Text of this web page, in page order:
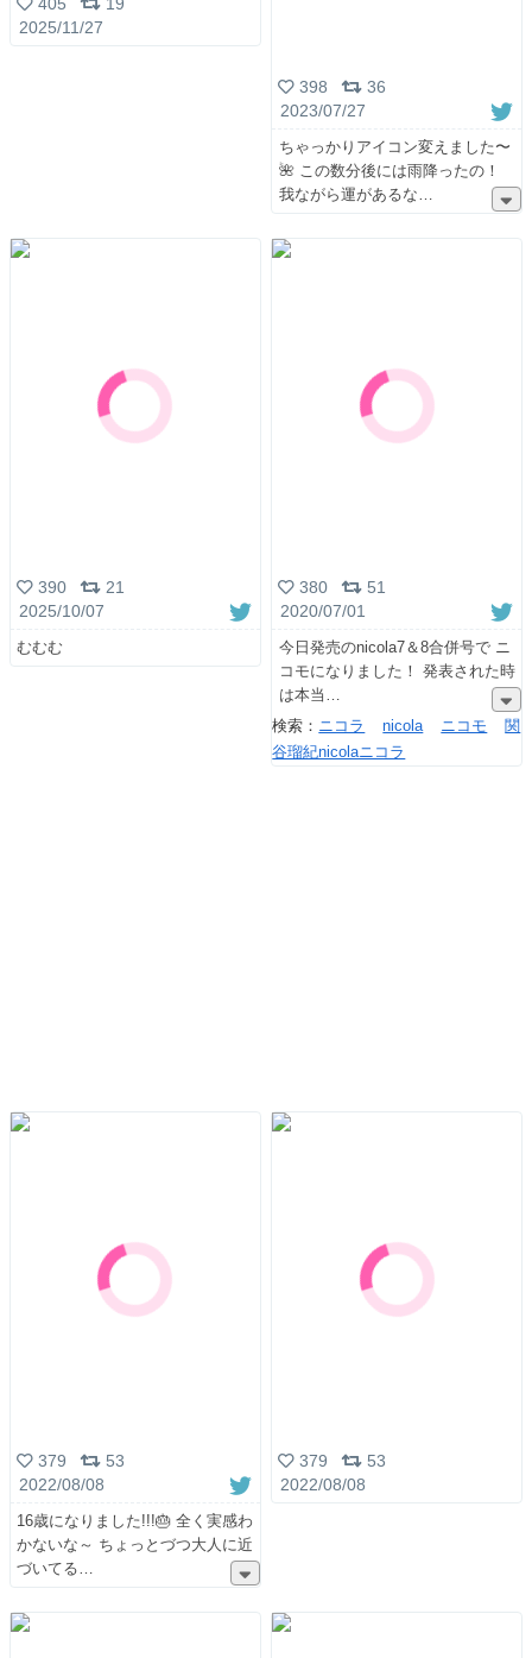
405
19
2025/11/27
398
36
2023/07/27
ちゃっかりアイコン変えました〜
🌺 この数分後には雨降ったの！
我ながら運があるな
390
21
2025/10/07
むむむ
380
51
2020/07/01
今日発売のnicola7＆8合併号で ニ
コモになりました！ 発表された時
は本当
検索： ニコラ nicola ニコモ
関
谷瑠紀nicolaニコラ
379
53
2022/08/08
16歳になりました!!!🎂 全く実感わ
かないな～ ちょっとづつ大人に近
づいてる
379
53
2022/08/08